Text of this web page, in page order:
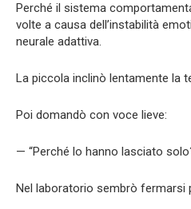
Perché il sistema
volte a causa dell’instabilità
neurale adattiva.
La piccola inclinò lentamente la
Poi domandò con voce lieve:
— “Perché lo hanno lasciato
Nel laboratorio sembrò fermarsi